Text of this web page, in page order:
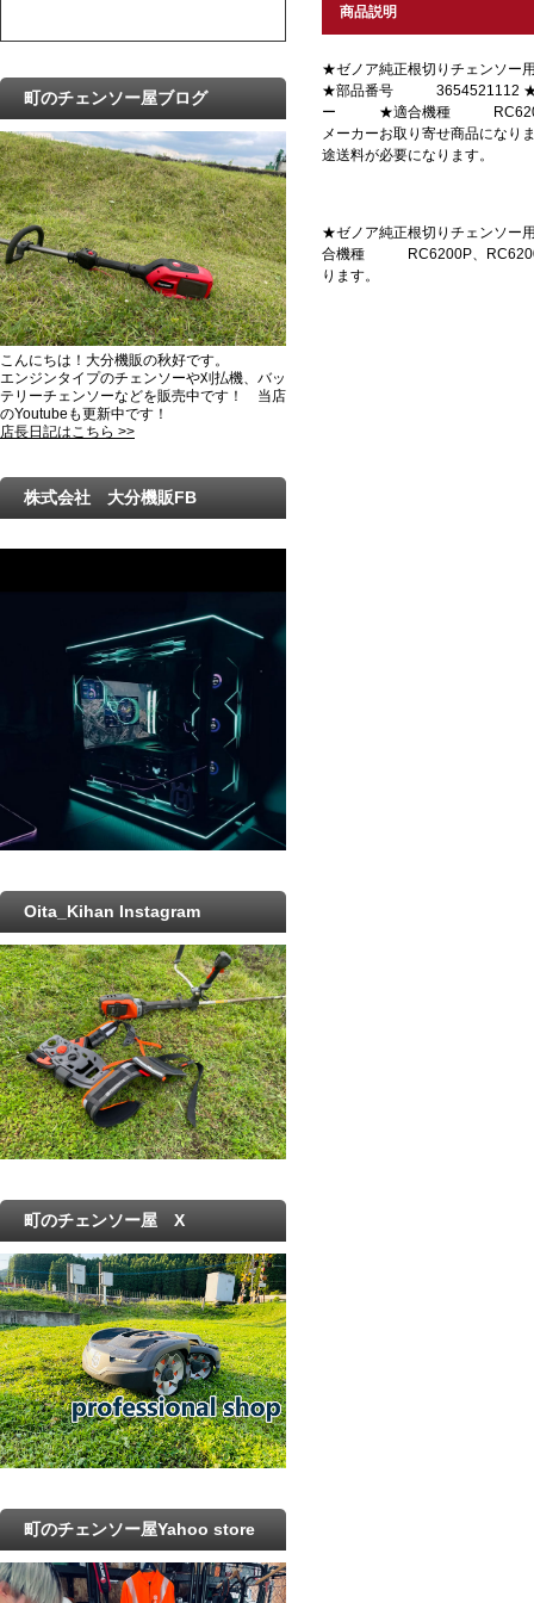
商品説明
★ゼノア純正根切りチェンソー
★部品番号 3654521112 ★１
ー ★適合機種 RC6200P
メーカーお取り寄せ商品になり
途送料が必要になります。
★ゼノア純正根切りチェン
合機種 RC6200P、
ります。
町のチェンソー屋ブログ
こんにちは！大分機販の秋好です。
エンジンタイプのチェンソーや刈払機、バッ
テリーチェンソーなどを販売中です！ 当店
のYoutubeも更新中です！
店長日記はこちら >>
株式会社 大分機販FB
Oita_Kihan Instagram
町のチェンソー屋 X
町のチェンソー屋Yahoo store